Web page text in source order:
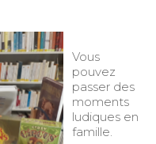
Vous
pouvez
passer des
moments
ludiques en
famille.